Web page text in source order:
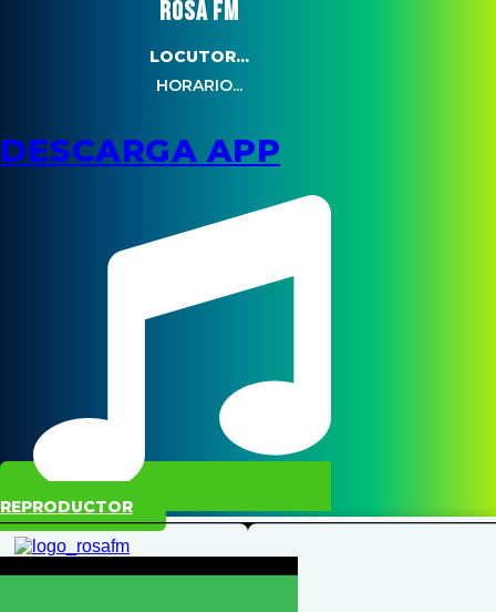
ROSA FM
LOCUTOR...
HORARIO...
DESCARGA APP
REPRODUCTOR